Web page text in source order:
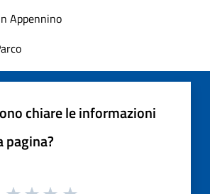
Appennino
chiare le informazioni
pagina?